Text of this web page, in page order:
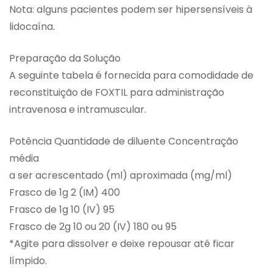
Nota: alguns pacientes podem ser hipersensíveis à
lidocaína.
Preparação da Solução
A seguinte tabela é fornecida para comodidade de
reconstituição de FOXTIL para administração
intravenosa e intramuscular.
Potência Quantidade de diluente Concentração
média
a ser acrescentado (ml) aproximada (mg/ml)
Frasco de 1g 2 (IM) 400
Frasco de 1g 10 (IV) 95
Frasco de 2g 10 ou 20 (IV) 180 ou 95
*Agite para dissolver e deixe repousar até ficar
límpido.